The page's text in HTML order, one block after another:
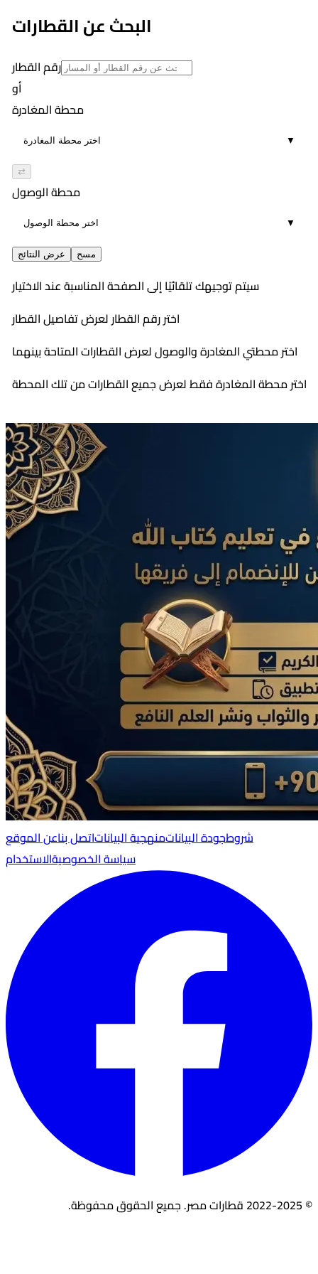
01:40
البحث عن القطارات
رقم القطار
أو
محطة المغادرة
▼
⇄
محطة الوصول
▼
عرض النتائج مسح
سيتم توجيهك تلقائيًا إلى الصفحة المناسبة عند الاختيار
اختر رقم القطار لعرض تفاصيل القطار
اختر محطتي المغادرة والوصول لعرض القطارات المتاحة بينهما
اختر محطة المغادرة فقط لعرض جميع القطارات من تلك المحطة
عن الموقعاتصل بنامنهجية البياناتجودة البياناتشروط
الاستخدامسياسة الخصوصية
© 2022-2025 قطارات مصر. جميع الحقوق محفوظة.